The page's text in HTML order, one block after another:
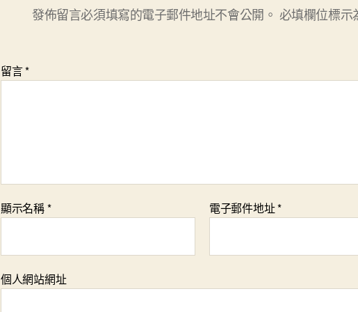
發佈留言必須填寫的電子郵件地址不會公開。 必填欄位標
留言*
顯示名稱* 電子郵件地址*
個人網站網址